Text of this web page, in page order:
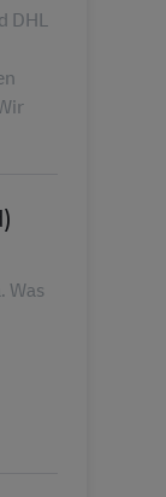
DHL
Was